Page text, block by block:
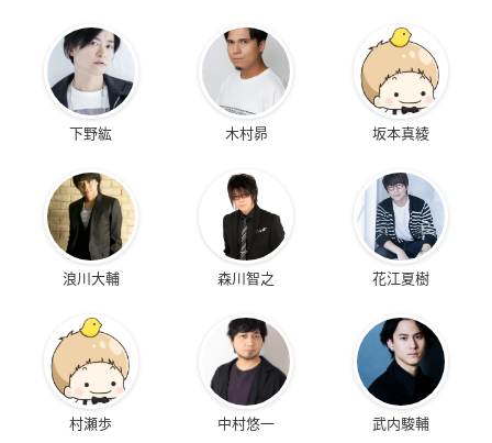
下野紘 木村昴 坂本真綾
浪川大輔 森川智之 花江夏樹
村瀬歩 中村悠一 武内駿輔